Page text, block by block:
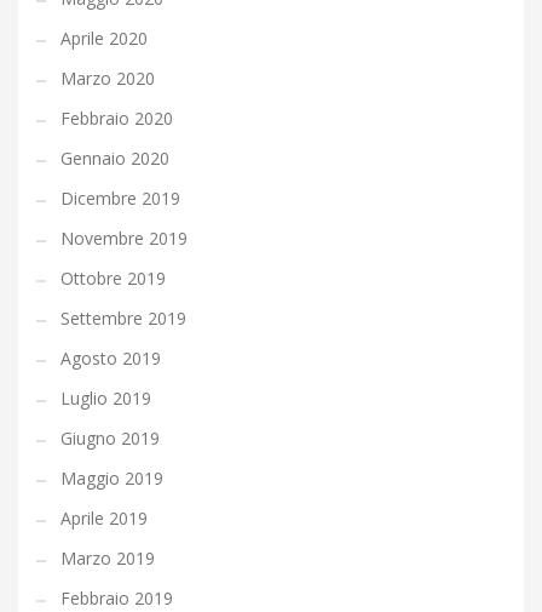
Aprile 2020
Marzo 2020
Febbraio 2020
Gennaio 2020
Dicembre 2019
Novembre 2019
Ottobre 2019
Settembre 2019
Agosto 2019
Luglio 2019
Giugno 2019
Maggio 2019
Aprile 2019
Marzo 2019
Febbraio 2019